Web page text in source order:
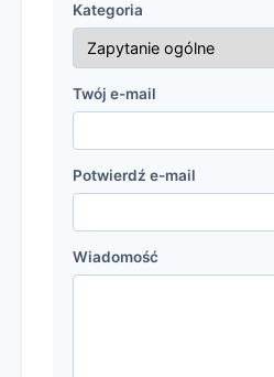
Kategoria
Twój e-mail
Potwierdź e-mail
Wiadomość